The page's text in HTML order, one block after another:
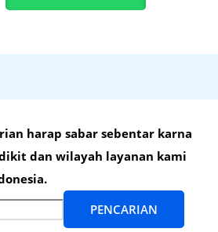
harap sabar sebentar karna
dan wilayah layanan kami
PENCARIAN